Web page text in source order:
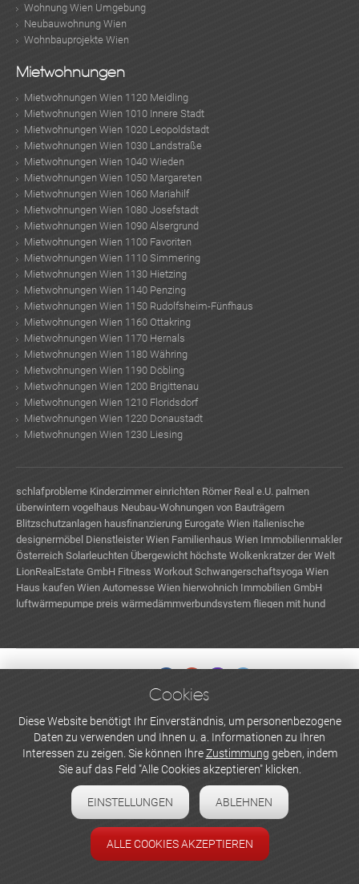
Wohnung Wien Umgebung
Neubauwohnung Wien
Wohnbauprojekte Wien
Mietwohnungen
Mietwohnungen Wien 1120 Meidling
Mietwohnungen Wien 1010 Innere Stadt
Mietwohnungen Wien 1020 Leopoldstadt
Mietwohnungen Wien 1030 Landstraße
Mietwohnungen Wien 1040 Wieden
Mietwohnungen Wien 1050 Margareten
Mietwohnungen Wien 1060 Mariahilf
Mietwohnungen Wien 1080 Josefstadt
Mietwohnungen Wien 1090 Alsergrund
Mietwohnungen Wien 1100 Favoriten
Mietwohnungen Wien 1110 Simmering
Mietwohnungen Wien 1130 Hietzing
Mietwohnungen Wien 1140 Penzing
Mietwohnungen Wien 1150 Rudolfsheim-Fünfhaus
Mietwohnungen Wien 1160 Ottakring
Mietwohnungen Wien 1170 Hernals
Mietwohnungen Wien 1180 Währing
Mietwohnungen Wien 1190 Döbling
Mietwohnungen Wien 1200 Brigittenau
Mietwohnungen Wien 1210 Floridsdorf
Mietwohnungen Wien 1220 Donaustadt
Mietwohnungen Wien 1230 Liesing
schlafprobleme Kinderzimmer einrichten Römer Real e.U. palmen
überwintern vogelhaus Neubau-Wohnungen von Bauträgern
Blitzschutzanlagen hausfinanzierung Eurogate Wien italienische
designermöbel Dienstleister Wien Familienhaus Wien Immobilienmakler
Österreich Solarleuchten Übergewicht höchste Wolkenkratzer der Welt
LionRealEstate GmbH Fitness Workout Schwangerschaftsyoga Wien
Haus kaufen Wien Automesse Wien hierwohnich Immobilien GmbH
luftwärmepumpe preis wärmedämmverbundsystem fliegen mit hund
WERBEN UND INSERIEREN
Newsletter abonnieren
Datenschutzerklärung
Cookie-Einstellungen
Cookies
Diese Website benötigt Ihr Einverständnis, um personenbezogene
Daten zu verwenden und Ihnen u. a. Informationen zu Ihren
Interessen zu zeigen. Sie können IhreZustimmung geben, indem
Sie auf das Feld "Alle Cookies akzeptieren" klicken.
EINSTELLUNGEN ABLEHNEN
ALLE COOKIES AKZEPTIEREN